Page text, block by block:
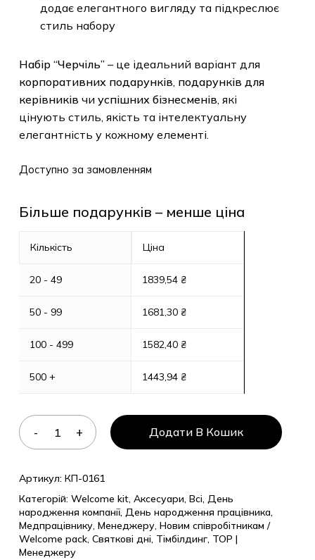
додає елегантного вигляду та
підкреслює стиль набору
Набір “Черчіль”– це ідеальний варіант для
корпоративних подарунків, подарунків для
керівниківчи успішних бізнесменів, які
цінують стиль, якість та інтелектуальну
елегантність у кожному елементі.
Доступно за замовленням
Більше подарунків – менше ціна
Кількість
20 - 49
50 - 99
100 - 499
500 +
Ціна
1839,54 ₴
1681,30 ₴
1582,40 ₴
1443,94 ₴
Додати В Кошик
Артикул: КП-0161
Категорій: Welcome kit, Аксесуари, Всі, День
народження компанії, День народження працівника,
Медпрацівнику, Менеджеру, Новим співробітникам /
Welcome pack, Святкові дні, Тімбілдинг, ТОP |
Менеджеру